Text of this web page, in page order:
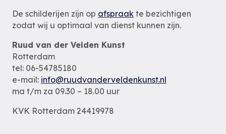
De schilderijen zijn op afspraak te bezichtigen
zodat wij u optimaal van dienst kunnen zijn.
Ruud van der Velden Kunst
Rotterdam
tel: 06-54785180
e-mail: info@ruudvanderveldenkunst.nl
ma t/m za 09.30 – 18.00 uur
KVK Rotterdam 24419978